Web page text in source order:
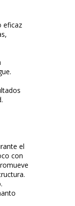
eficaz
el
con